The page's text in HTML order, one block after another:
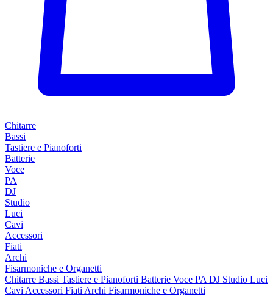
Chitarre
Bassi
Tastiere e Pianoforti
Batterie
Voce
PA
DJ
Studio
Luci
Cavi
Accessori
Fiati
Archi
Fisarmoniche e Organetti
Chitarre Bassi Tastiere e Pianoforti Batterie Voce PA DJ Studio Luci
Cavi Accessori Fiati Archi Fisarmoniche e Organetti